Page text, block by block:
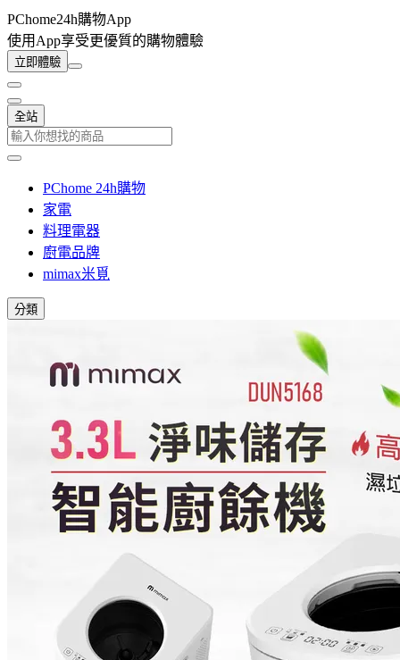
PChome24h購物App
使用App享受更優質的購物體驗
立即體驗
全站
PChome 24h購物
家電
料理電器
廚電品牌
mimax米覓
分類